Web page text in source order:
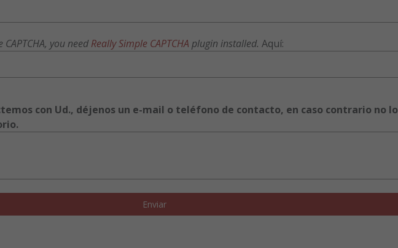
CAPTCHA, you needReally Simple CAPTCHA plugin installed. Aquí:
con Ud., déjenos un e-mail o teléfono de contacto, en caso contrario no lo